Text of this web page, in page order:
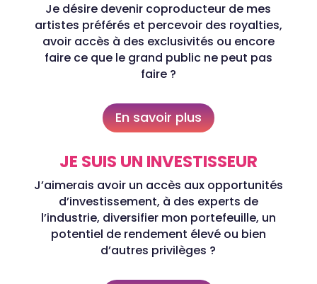
Je désire devenir coproducteur de mes
artistes préférés et percevoir des royalties,
avoir accès à des exclusivités ou encore
faire ce que le grand public ne peut pas
faire ?
En savoir plus
JE SUIS UN INVESTISSEUR
J’aimerais avoir un accès aux opportunités
d’investissement, à des experts de
l’industrie, diversifier mon portefeuille, un
potentiel de rendement élevé ou bien
d’autres privilèges ?